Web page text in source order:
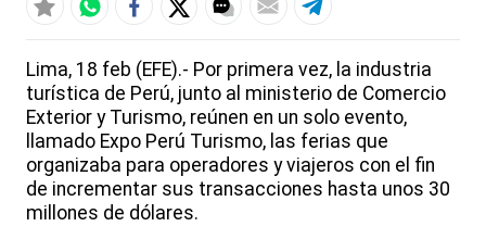
Lima, 18 feb (EFE).- Por primera vez, la industria
turística de Perú, junto al ministerio de Comercio
Exterior y Turismo, reúnen en un solo evento,
llamado Expo Perú Turismo, las ferias que
organizaba para operadores y viajeros con el fin
de incrementar sus transacciones hasta unos 30
millones de dólares.